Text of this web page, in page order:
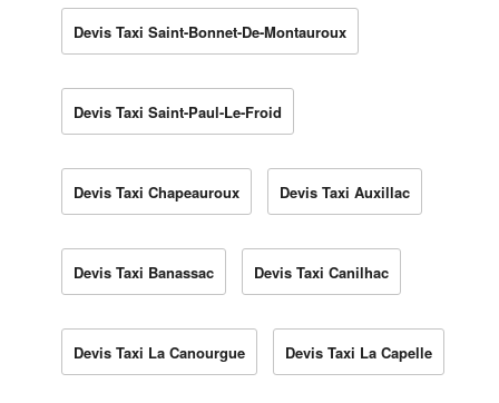
Devis Taxi Saint-Bonnet-De-Montauroux
Devis Taxi Saint-Paul-Le-Froid
Devis Taxi Chapeauroux Devis Taxi Auxillac
Devis Taxi Banassac Devis Taxi Canilhac
Devis Taxi La Canourgue Devis Taxi La Capelle